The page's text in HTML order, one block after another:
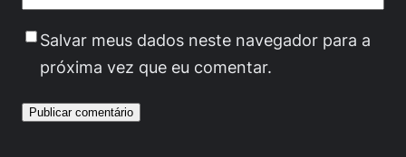
Salvar meus dados neste navegador para a
próxima vez que eu comentar.